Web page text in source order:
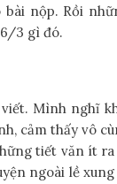
nộp. Rồi
3 gì đó.
Mình nghĩ
cảm thấy vô
tiết văn ít
ngoài lề